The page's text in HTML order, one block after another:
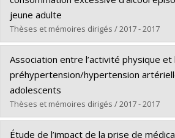
jeune adulte
Thèses et mémoires dirigés / 2017 - 2017
Diplômé(e) :Sy, Ousmane
Cycle :Maîtrise
Diplôme obtenu :
Lien vers le document dans Papyrus
Association entre l’activité physique et
préhypertension/hypertension
adolescents
Thèses et mémoires dirigés / 2017 - 2017
Diplômé(e) :Tougri, Gauthier
Étude de l’impact de la prise de